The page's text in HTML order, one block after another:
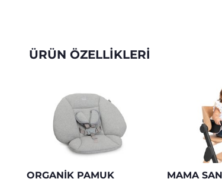
ÜRÜN ÖZELLİKLERİ
ORGANIK PAMUK
MAMA